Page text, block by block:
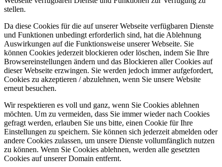
stellen.
Da diese Cookies für die auf unserer Webseite verfügbaren Dienste
und Funktionen unbedingt erforderlich sind, hat die Ablehnung
Auswirkungen auf die Funktionsweise unserer Webseite. Sie
können Cookies jederzeit blockieren oder löschen, indem Sie Ihre
Browsereinstellungen ändern und das Blockieren aller Cookies auf
dieser Webseite erzwingen. Sie werden jedoch immer aufgefordert,
Cookies zu akzeptieren / abzulehnen, wenn Sie unsere Website
erneut besuchen.
Wir respektieren es voll und ganz, wenn Sie Cookies ablehnen
möchten. Um zu vermeiden, dass Sie immer wieder nach Cookies
gefragt werden, erlauben Sie uns bitte, einen Cookie für Ihre
Einstellungen zu speichern. Sie können sich jederzeit abmelden oder
andere Cookies zulassen, um unsere Dienste vollumfänglich nutzen
zu können. Wenn Sie Cookies ablehnen, werden alle gesetzten
Cookies auf unserer Domain entfernt.